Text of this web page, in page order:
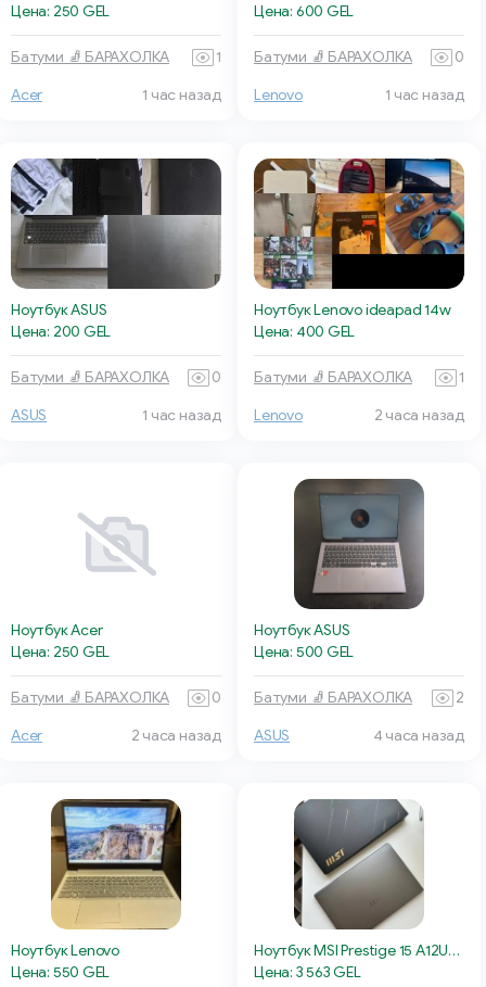
Цена: 250 GEL
Батуми 🧦 БАРАХОЛКА 1
Acer 1 час назад
Цена: 600 GEL
Батуми 🧦 БАРАХОЛКА 0
Lenovo 1 час назад
Ноутбук ASUS
Цена: 200 GEL
Батуми 🧦 БАРАХОЛКА 0
ASUS 1 час назад
Ноутбук Lenovo ideapad 14w
Цена: 400 GEL
Батуми 🧦 БАРАХОЛКА 1
Lenovo 2 часа назад
Ноутбук Acer
Цена: 250 GEL
Батуми 🧦 БАРАХОЛКА 0
Acer 2 часа назад
Ноутбук ASUS
Цена: 500 GEL
Батуми 🧦 БАРАХОЛКА 2
ASUS 4 часа назад
Ноутбук Lenovo
Цена: 550 GEL
Ноутбук MSI Prestige 15 A12UD-225RU
Цена: 3 563 GEL